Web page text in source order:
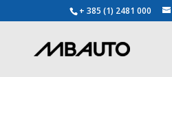
+ 385 (1) 2481 000